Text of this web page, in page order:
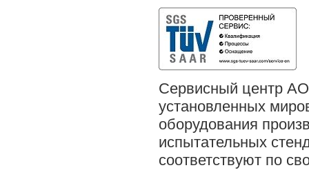
Сервисный центр АО
установленных
оборудования
испытательных
соответствуют по